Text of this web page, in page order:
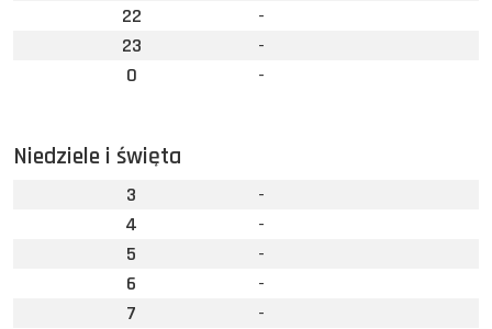
22
-
23
-
0
-
Niedziele i święta
3
-
4
-
5
-
6
-
7
-